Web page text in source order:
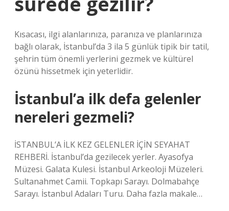
Kısacası, ilgi alanlarınıza, paranıza ve planlarınıza
bağlı olarak, İstanbul’da 3 ila 5 günlük tipik bir tatil,
şehrin tüm önemli yerlerini gezmek ve kültürel
özünü hissetmek için yeterlidir.
İstanbul’a ilk defa gelenler
nereleri gezmeli?
İSTANBUL’A İLK KEZ GELENLER İÇİN SEYAHAT
REHBERİ. İstanbul’da gezilecek yerler. Ayasofya
Müzesi. Galata Kulesi. İstanbul Arkeoloji Müzeleri.
Sultanahmet Camii. Topkapı Sarayı. Dolmabahçe
Sarayı. İstanbul Adaları Turu. Daha fazla makale…